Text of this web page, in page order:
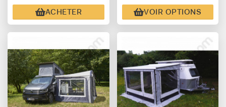
ACHETER VOIR OPTIONS